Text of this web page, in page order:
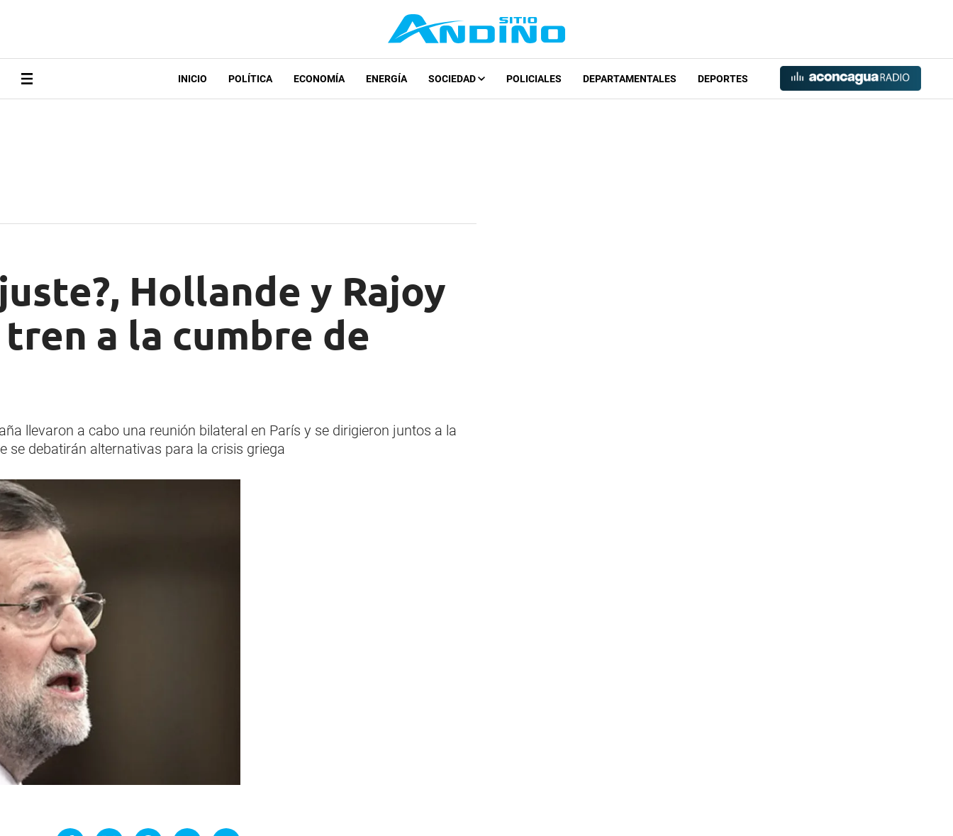
INICIO POLÍTICA ECONOMÍA ENERGÍA SOCIEDAD POLICIALES DEPARTAMENTALES DEPORTES
Hollande y Rajoy
a la cumbre de
llevaron a cabo una reunión bilateral en París y se dirigieron juntos a la
se debatirán alternativas para la crisis griega